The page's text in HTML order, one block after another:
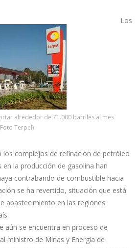
alrededor de 71.000 barriles al mes
Terpel)
Los
los complejos de refinación de petróleo
en la producción de gasolina han
contrabando de combustible hacia
se ha revertido, situación que está
abastecimiento en las regiones
aún se encuentra en proceso de
ministro de Minas y Energía de